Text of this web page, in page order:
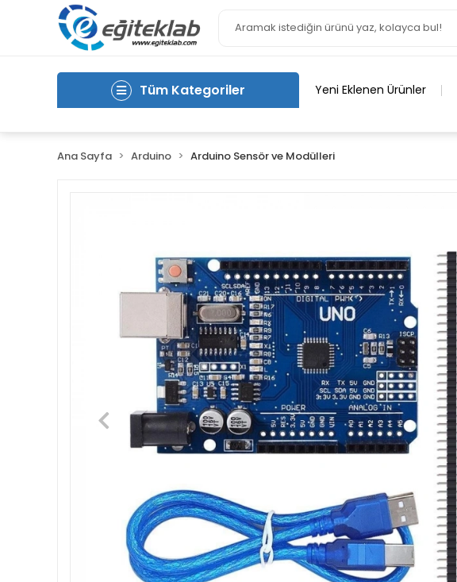
Tüm Kategoriler Yeni Eklenen Ürünler
Ana Sayfa Arduino Arduino Sensör ve Modülleri